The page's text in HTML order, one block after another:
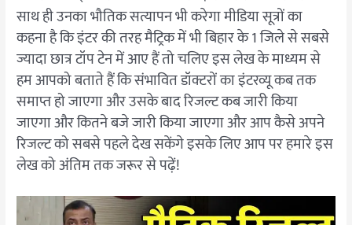
साथ ही उनका भौतिक सत्यापन भी करेगा मीडिया सूत्रों का
कहना है कि इंटर की तरह मैट्रिक में भी बिहार के 1 जिले से सबसे
ज्यादा छात्र टॉप टेन में आए हैं तो चलिए इस लेख के माध्यम से
हम आपको बताते हैं कि संभावित डॉक्टरों का इंटरव्यू कब तक
समाप्त हो जाएगा और उसके बाद रिजल्ट कब जारी किया
जाएगा और कितने बजे जारी किया जाएगा और आप कैसे अपने
रिजल्ट को सबसे पहले देख सकेंगे इसके लिए आप पर हमारे इस
लेख को अंतिम तक जरूर से पढ़ें!